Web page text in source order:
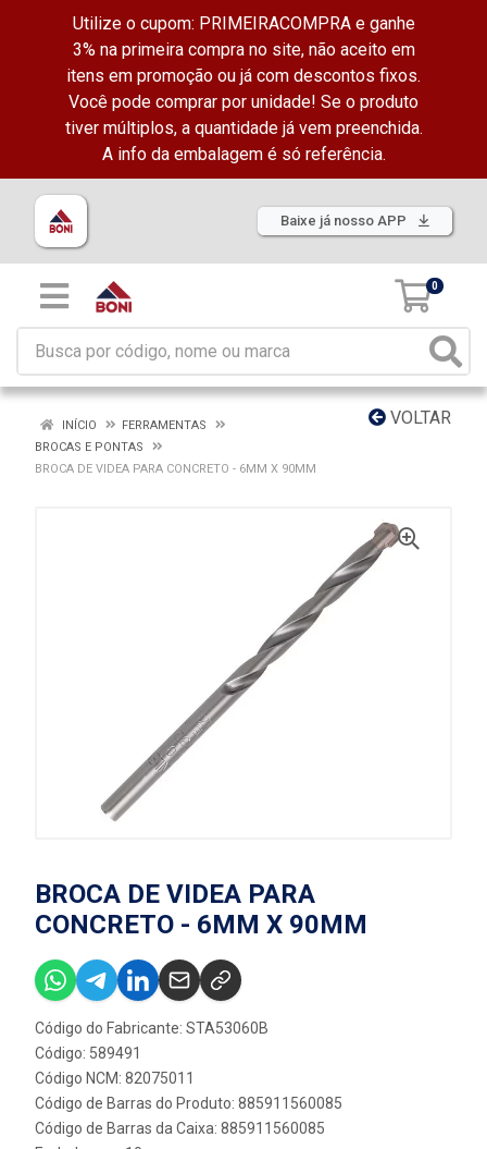
Utilize o cupom: PRIMEIRACOMPRA e ganhe
3% na primeira compra no site, não aceito em
itens em promoção ou já com descontos fixos.
Você pode comprar por unidade! Se o produto
tiver múltiplos, a quantidade já vem preenchida.
A info da embalagem é só referência.
Baixe já nosso APP
0
VOLTAR
INÍCIO
FERRAMENTAS
BROCAS E PONTAS
BROCA DE VIDEA PARA CONCRETO - 6MM X 90MM
BROCA DE VIDEA PARA
CONCRETO - 6MM X 90MM
Código do Fabricante: STA53060B
Código: 589491
Código NCM: 82075011
Código de Barras do Produto: 885911560085
Código de Barras da Caixa: 885911560085